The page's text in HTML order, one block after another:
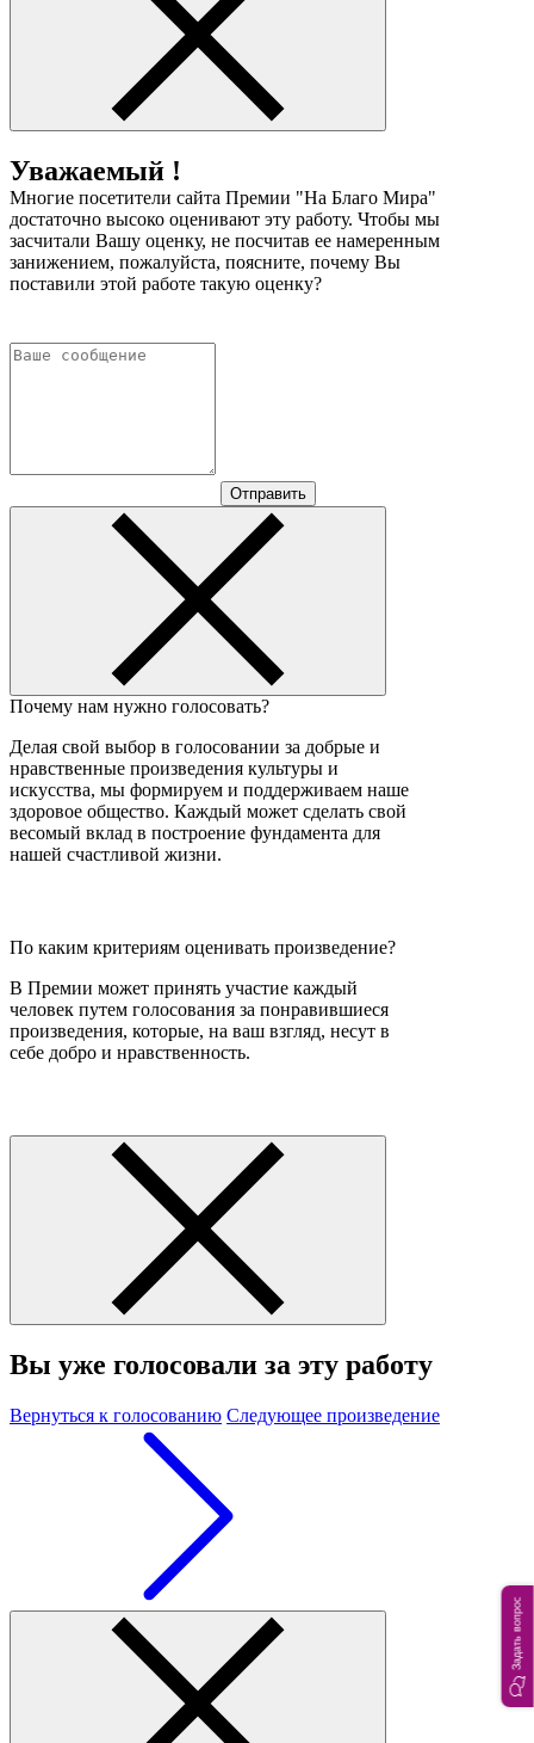
Уважаемый !
Многие посетители сайта Премии "На Благо Мира"
достаточно высоко оценивают эту работу. Чтобы мы
засчитали Вашу оценку, не посчитав ее намеренным
занижением, пожалуйста, поясните, почему Вы
поставили этой работе такую оценку?
Отправить
Почему нам нужно голосовать?
Делая свой выбор в голосовании за добрые и
нравственные произведения культуры и
искусства, мы формируем и поддерживаем наше
здоровое общество. Каждый может сделать свой
весомый вклад в построение фундамента для
нашей счастливой жизни.
По каким критериям оценивать произведение?
В Премии может принять участие каждый
человек путем голосования за понравившиеся
произведения, которые, на ваш взгляд, несут в
себе добро и нравственность.
Вы уже голосовали за эту работу
Вернуться к голосованию Следующее произведение
Задать вопрос